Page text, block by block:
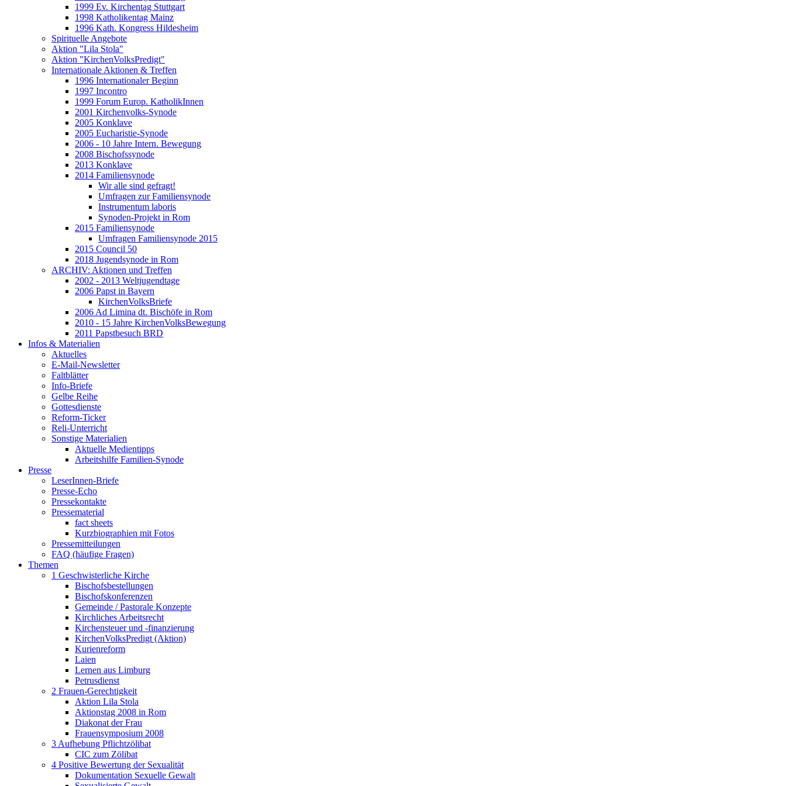
1999 Ev. Kirchentag Stuttgart
1998 Katholikentag Mainz
1996 Kath. Kongress Hildesheim
Spirituelle Angebote
Aktion "Lila Stola"
Aktion "KirchenVolksPredigt"
Internationale Aktionen & Treffen
1996 Internationaler Beginn
1997 Incontro
1999 Forum Europ. KatholikInnen
2001 Kirchenvolks-Synode
2005 Konklave
2005 Eucharistie-Synode
2006 - 10 Jahre Intern. Bewegung
2008 Bischofssynode
2013 Konklave
2014 Familiensynode
Wir alle sind gefragt!
Umfragen zur Familiensynode
Instrumentum laboris
Synoden-Projekt in Rom
2015 Familiensynode
Umfragen Familiensynode 2015
2015 Council 50
2018 Jugendsynode in Rom
ARCHIV: Aktionen und Treffen
2002 - 2013 Weltjugendtage
2006 Papst in Bayern
KirchenVolksBriefe
2006 Ad Limina dt. Bischöfe in Rom
2010 - 15 Jahre KirchenVolksBewegung
2011 Papstbesuch BRD
Infos & Materialien
Aktuelles
E-Mail-Newsletter
Faltblätter
Info-Briefe
Gelbe Reihe
Gottesdienste
Reform-Ticker
Reli-Unterricht
Sonstige Materialien
Aktuelle Medientipps
Arbeitshilfe Familien-Synode
Presse
LeserInnen-Briefe
Presse-Echo
Pressekontakte
Pressematerial
fact sheets
Kurzbiographien mit Fotos
Pressemitteilungen
FAQ (häufige Fragen)
Themen
1 Geschwisterliche Kirche
Bischofsbestellungen
Bischofskonferenzen
Gemeinde / Pastorale Konzepte
Kirchliches Arbeitsrecht
Kirchensteuer und -finanzierung
KirchenVolksPredigt (Aktion)
Kurienreform
Laien
Lernen aus Limburg
Petrusdienst
2 Frauen-Gerechtigkeit
Aktion Lila Stola
Aktionstag 2008 in Rom
Diakonat der Frau
Frauensymposium 2008
3 Aufhebung Pflichtzölibat
CIC zum Zölibat
4 Positive Bewertung der Sexualität
Dokumentation Sexuelle Gewalt